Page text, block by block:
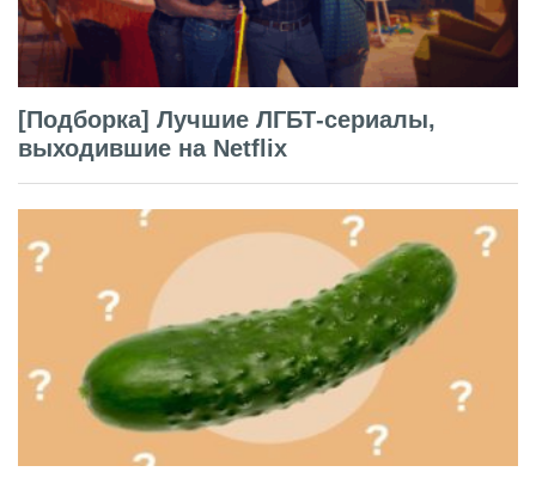
[Подборка] Лучшие ЛГБТ-сериалы,
выходившие на Netflix